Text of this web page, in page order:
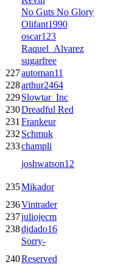
No Guts No Glory
Olifant1990
oscar123
Raquel_Alvarez
sugarfree
227automan11
228arthur2464
229Slowtar_Inc
230Dreadful Red
231Frankeur
232Schmuk
233champli
joshwatson12
235Mikador
236Vintrader
237juliojecm
238djdado16
Sorry-
240Reserved